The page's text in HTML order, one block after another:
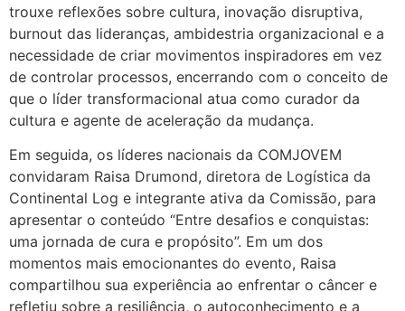
trouxe reflexões sobre cultura, inovação disruptiva,
burnout das lideranças, ambidestria organizacional e a
necessidade de criar movimentos inspiradores em vez
de controlar processos, encerrando com o conceito de
que o líder transformacional atua como curador da
cultura e agente de aceleração da mudança.
Em seguida, os líderes nacionais da COMJOVEM
convidaram Raisa Drumond, diretora de Logística da
Continental Log e integrante ativa da Comissão, para
apresentar o conteúdo “Entre desafios e conquistas:
uma jornada de cura e propósito”. Em um dos
momentos mais emocionantes do evento, Raisa
compartilhou sua experiência ao enfrentar o câncer e
refletiu sobre a resiliência, o autoconhecimento e a